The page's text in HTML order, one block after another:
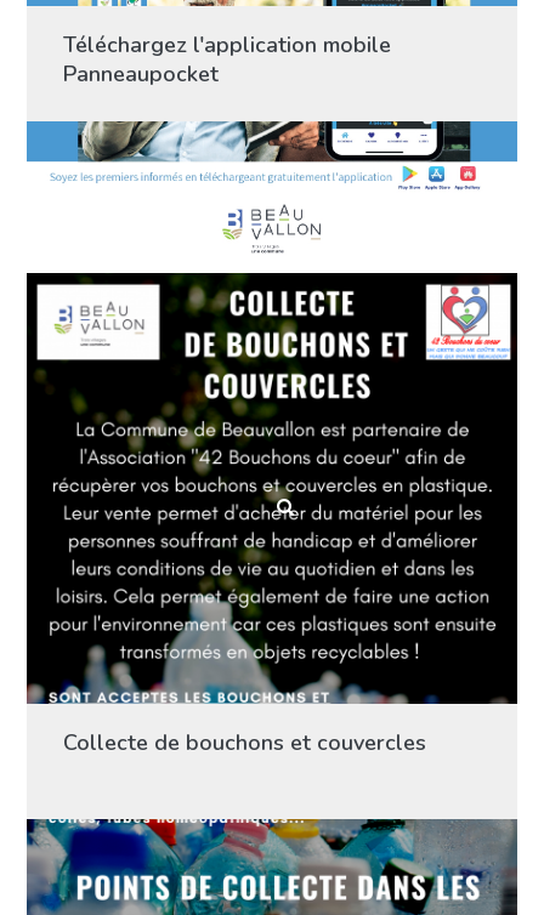
Téléchargez l'application mobile
Panneaupocket
Collecte de bouchons et couvercles